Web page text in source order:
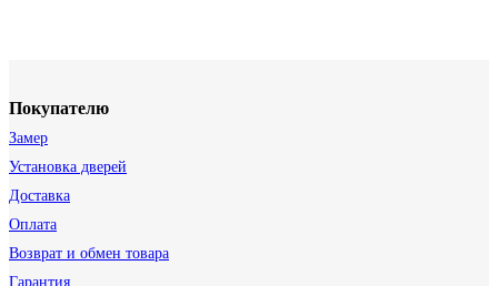
Покупателю
Замер
Установка дверей
Доставка
Оплата
Возврат и обмен товара
Гарантия